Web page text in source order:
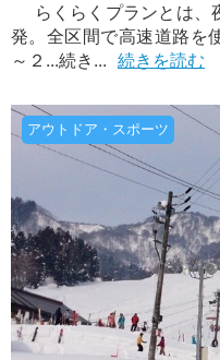
らくらくプランとは、
発。全区間で高速道路を
～２...続き... 続きを読む
アウトドア・スポーツ